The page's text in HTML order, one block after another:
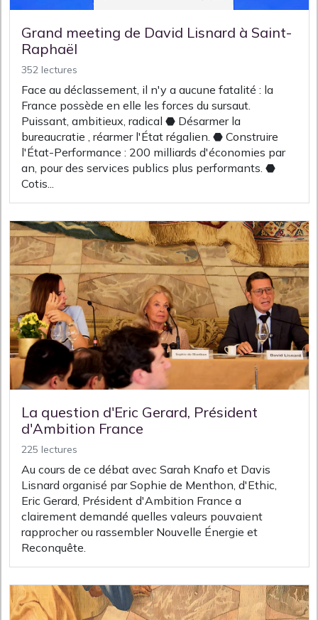
Grand meeting de David Lisnard à Saint-
Raphaël
352 lectures
Face au déclassement, il n'y a aucune fatalité : la
France possède en elle les forces du sursaut.
Puissant, ambitieux, radical ⬣ Désarmer la
bureaucratie , réarmer l'État régalien. ⬣ Construire
l'État-Performance : 200 milliards d'économies par
an, pour des services publics plus performants. ⬣
Cotis...
La question d'Eric Gerard, Président
d'Ambition France
225 lectures
Au cours de ce débat avec Sarah Knafo et Davis
Lisnard organisé par Sophie de Menthon, d'Ethic,
Eric Gerard, Président d'Ambition France a
clairement demandé quelles valeurs pouvaient
rapprocher ou rassembler Nouvelle Énergie et
Reconquête.